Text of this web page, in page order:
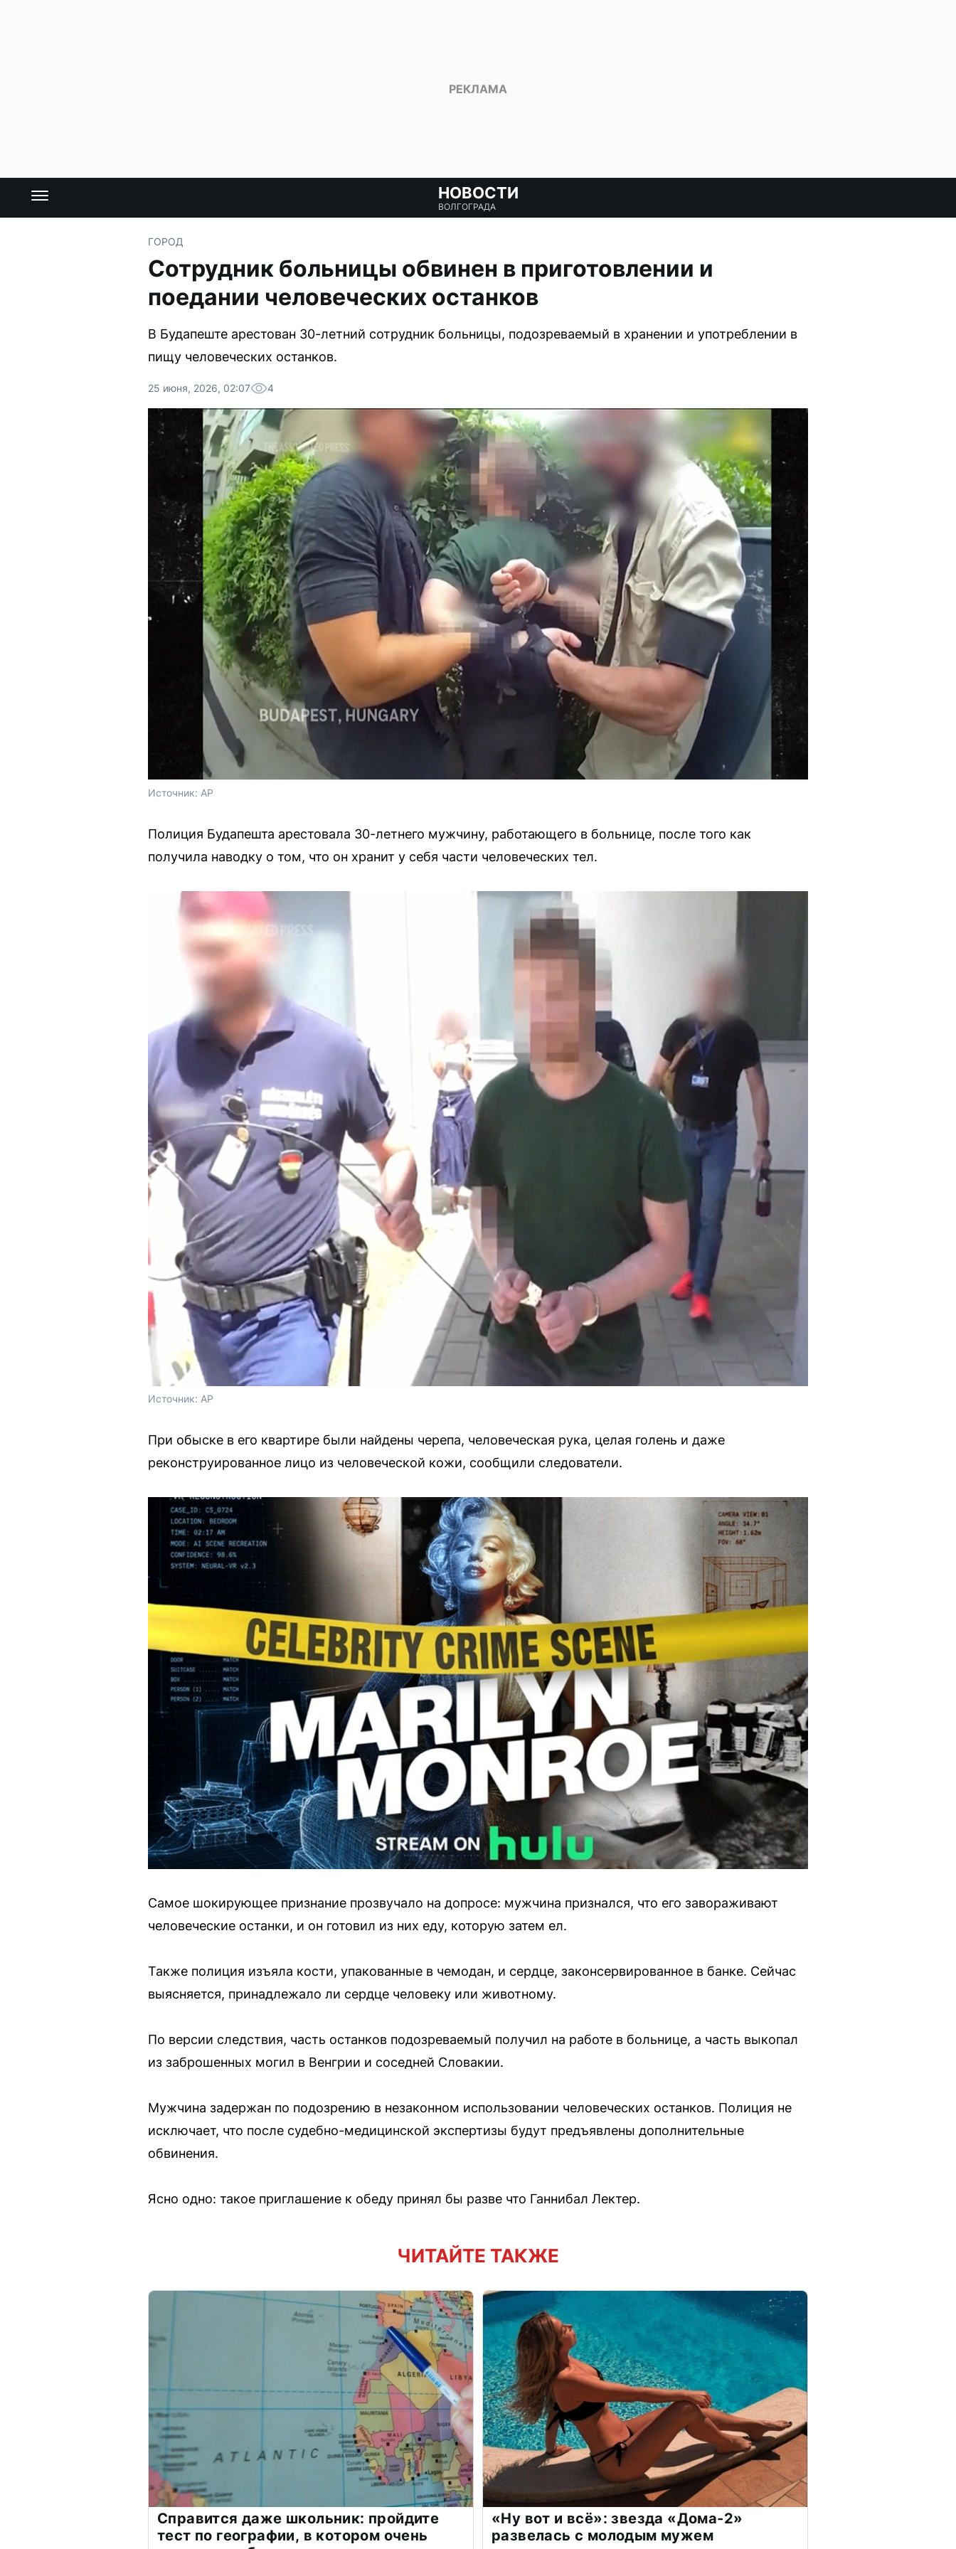
НОВОСТИ
ВОЛГОГРАДА
ГОРОД
Сотрудник больницы обвинен в приготовлении и
поедании человеческих останков
В Будапеште арестован 30-летний сотрудник больницы, подозреваемый в хранении и употреблении в
пищу человеческих останков.
25 июня, 2026, 02:07 4
Источник: AP
Полиция Будапешта арестовала 30-летнего мужчину, работающего в больнице, после того как
получила наводку о том, что он хранит у себя части человеческих тел.
Источник: AP
При обыске в его квартире были найдены черепа, человеческая рука, целая голень и даже
реконструированное лицо из человеческой кожи, сообщили следователи.
Самое шокирующее признание прозвучало на допросе: мужчина признался, что его завораживают
человеческие останки, и он готовил из них еду, которую затем ел.
Также полиция изъяла кости, упакованные в чемодан, и сердце, законсервированное в банке. Сейчас
выясняется, принадлежало ли сердце человеку или животному.
По версии следствия, часть останков подозреваемый получил на работе в больнице, а часть выкопал
из заброшенных могил в Венгрии и соседней Словакии.
Мужчина задержан по подозрению в незаконном использовании человеческих останков. Полиция не
исключает, что после судебно-медицинской экспертизы будут предъявлены дополнительные
обвинения.
Ясно одно: такое приглашение к обеду принял бы разве что Ганнибал Лектер.
ЧИТАЙТЕ ТАКЖЕ
Справится даже школьник: пройдите
тест по географии, в котором очень
«Ну вот и всё»: звезда «Дома-2»
развелась с молодым мужем